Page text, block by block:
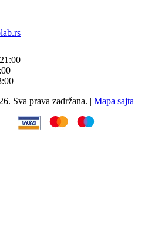
Sva prava zadržana. | Mapa sajta